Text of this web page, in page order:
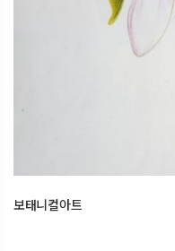
보태니컬아트